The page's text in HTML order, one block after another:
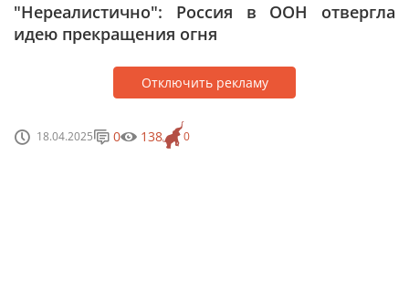
"Нереалистично": Россия в ООН отвергла
идею прекращения огня
Отключить рекламу
18.04.2025 0
0 138